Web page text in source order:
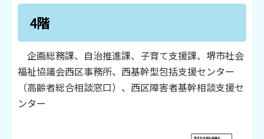
4階
企画総務課、自治推進課、子育て支援課、堺市社会
福祉協議会西区事務所、西基幹型包括支援センター
（高齢者総合相談窓口）、西区障害者基幹相談支援セ
ンター